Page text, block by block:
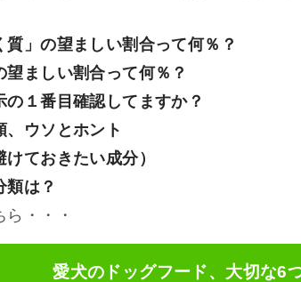
」の望ましい割合って何％？
ましい割合って何％？
１番目確認してますか？
ウソとホント
ておきたい成分）
は？
・・・
愛犬のドッグフード、大切な6